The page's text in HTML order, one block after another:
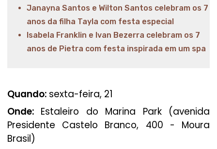
Janayna Santos e Wilton Santos celebram os 7
anos da filha Tayla com festa especial
Isabela Franklin e Ivan Bezerra celebram os 7
anos de Pietra com festa inspirada em um spa
Quando: sexta-feira, 21
Onde: Estaleiro do Marina Park (avenida
Presidente Castelo Branco, 400 - Moura
Brasil)